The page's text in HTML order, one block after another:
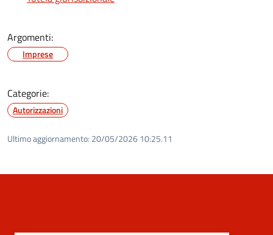
Argomenti:
Imprese
Categorie:
Autorizzazioni
Ultimo aggiornamento: 20/05/2026 10:25.11